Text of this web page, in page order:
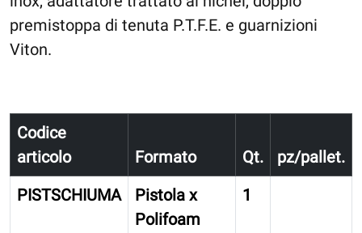
premistoppa di tenuta P.T.F.E. e guarnizioni
Viton.
Codice
articolo
Formato Qt.
pz/pallet.
PISTSCHIUMA
Pistola x
Polifoam
1